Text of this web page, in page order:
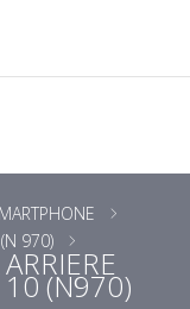
970)
10 (N970)